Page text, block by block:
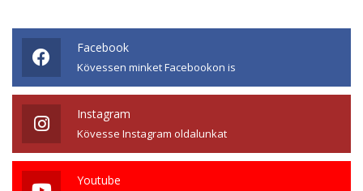
Facebook
Kövessen minket Facebookon is
Instagram
Kövesse Instagram oldalunkat
Youtube